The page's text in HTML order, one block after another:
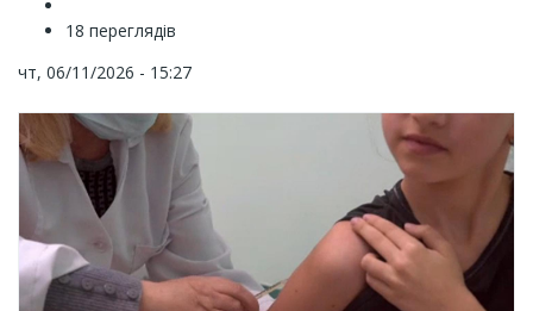
18 переглядів
чт, 06/11/2026 - 15:27